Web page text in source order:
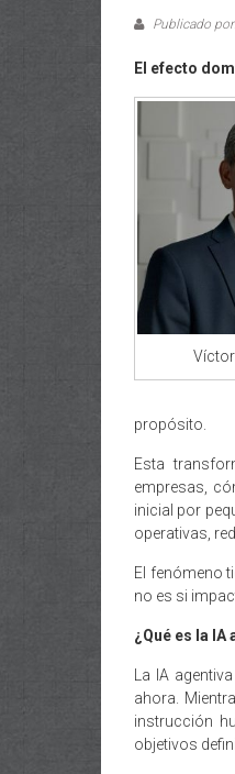
Publicado
El efecto
propósito.
Esta
empresas,
inicial por
operativas,
El fenómeno
no es si
¿Qué es la
La IA
ahora.
instrucción
objetivos